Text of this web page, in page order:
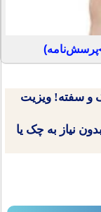
(◂پرسش‌نامه)
و سفته! ویزیت
نیاز به چک یا